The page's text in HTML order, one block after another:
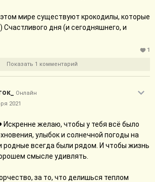
мире существуют крокодилы, которые
Счастливого дня (и сегодняшнего, и
1
Показать 1 комментарий
Онлайн
2021
желаю, чтобы у тебя всё было
улыбок и солнечной погоды на
родные всегда были рядом. И чтобы жизнь
смысле удивлять.
за то, что делишься теплом